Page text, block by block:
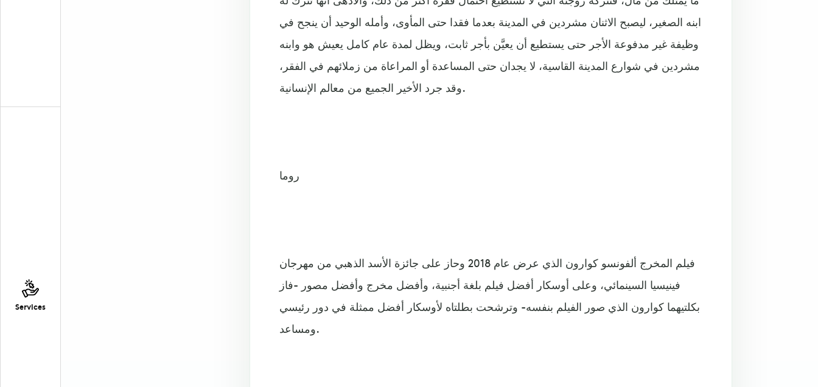
Services
ابنه الصغير، ليصبح الاثنان مشردين في المدينة بعدما فقدا حتى المأوى، وأمله الوحيد أن ينجح في
وظيفة غير مدفوعة الأجر حتى يستطيع أن يعيَّن بأجر ثابت، ويظل لمدة عام كامل يعيش هو وابنه
مشردين في شوارع المدينة القاسية، لا يجدان حتى المساعدة أو المراعاة من زملائهم في الفقر،
وقد جرد الأخير الجميع من معالم الإنسانية.
روما
فيلم المخرج ألفونسو كوارون الذي عرض عام 2018 وحاز على جائزة الأسد الذهبي من مهرجان
فينيسيا السينمائي، وعلى أوسكار أفضل فيلم بلغة أجنبية، وأفضل مخرج وأفضل مصور -فاز
بكلتيهما كوارون الذي صور الفيلم بنفسه- وترشحت بطلتاه لأوسكار أفضل ممثلة في دور رئيسي
ومساعد.